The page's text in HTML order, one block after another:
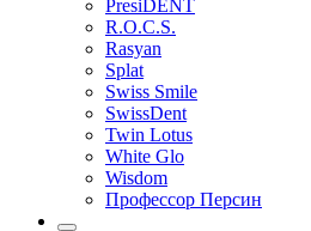
PresiDENT
R.O.C.S.
Rasyan
Splat
Swiss Smile
SwissDent
Twin Lotus
White Glo
Wisdom
Профессор Персин